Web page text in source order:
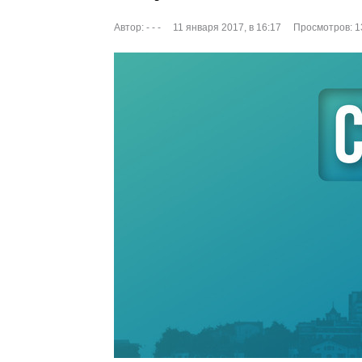
Автор: - - - 11 января 2017, в 16:17 Просмотров: